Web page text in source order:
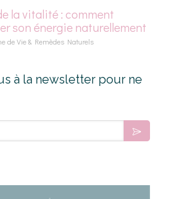
la vitalité : comment
son énergie naturellement
de Vie & Remèdes Naturels
à la newsletter pour ne